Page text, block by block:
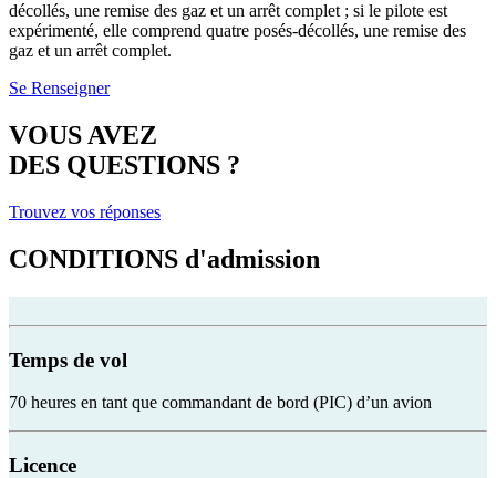
décollés, une remise des gaz et un arrêt complet ; si le pilote est
expérimenté, elle comprend quatre posés-décollés, une remise des
gaz et un arrêt complet.
Se Renseigner
VOUS AVEZ
DES QUESTIONS ?
Trouvez vos réponses
CONDITIONS d'admission
Temps de vol
70 heures en tant que commandant de bord (PIC) d’un avion
Licence